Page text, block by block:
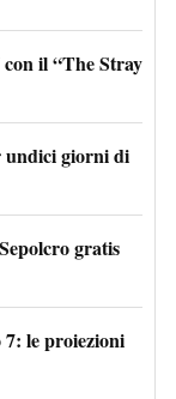
il “The Stray
undici giorni di
gratis
le proiezioni